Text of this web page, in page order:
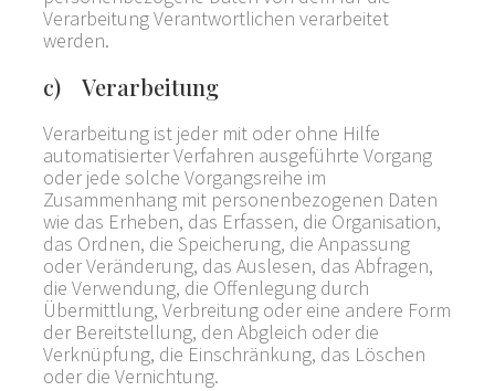
Verarbeitung Verantwortlichen verarbeitet
werden.
c) Verarbeitung
Verarbeitung ist jeder mit oder ohne Hilfe
automatisierter Verfahren ausgeführte Vorgang
oder jede solche Vorgangsreihe im
Zusammenhang mit personenbezogenen Daten
wie das Erheben, das Erfassen, die Organisation,
das Ordnen, die Speicherung, die Anpassung
oder Veränderung, das Auslesen, das Abfragen,
die Verwendung, die Offenlegung durch
Übermittlung, Verbreitung oder eine andere Form
der Bereitstellung, den Abgleich oder die
Verknüpfung, die Einschränkung, das Löschen
oder die Vernichtung.